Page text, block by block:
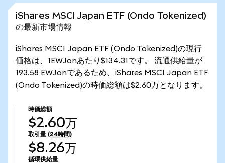
iShares MSCI Japan ETF (Ondo Tokenized)
の最新市場情報
iShares MSCI Japan ETF (Ondo Tokenized)の現行
価格は、1EWJonあたり$134.31です。 流通供給量が
193.58 EWJonであるため、iShares MSCI Japan ETF
(Ondo Tokenized)の時価総額は$2.60万となります。
時価総額
$2.60万
取引量 (24時間)
$8.26万
循環供給量